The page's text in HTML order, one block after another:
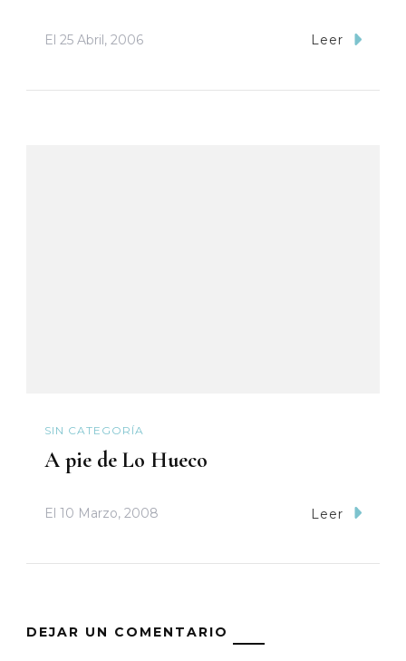
El 25 Abril, 2006 Leer
SIN CATEGORÍA
A pie de Lo Hueco
El 10 Marzo, 2008 Leer
DEJAR UN COMENTARIO